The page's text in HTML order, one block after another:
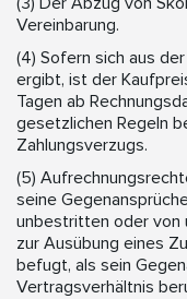
Vereinbarung.
(4) Sofern sich aus
ergibt, ist der
Tagen ab
gesetzlichen Regeln
Zahlungsverzugs.
(5)
seine
unbestritten oder von
zur Ausübung eines
befugt, als sein
Vertragsverhältnis